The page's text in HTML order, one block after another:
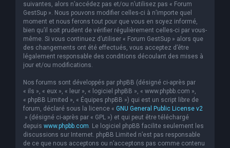
suivantes, alors n’accédez pas et/ou n’utilisez pas « Forum
GestSup ». Nous pouvons modifier celles-ci à n’importe quel
moment et nous ferons tout pour que vous en soyez informé,
bien qu’il soit prudent de vérifier régulièrement celles-ci par vous-
même. Si vous continuez d’utiliser « Forum GestSup » alors que
des changements ont été effectués, vous acceptez d’être
légalement responsable des conditions découlant des mises à
jour et/ou modifications.
Nos forums sont développés par phpBB (désigné ci-après par
« ils », « eux », « leur », « logiciel phpBB », « www.phpbb.com »,
« phpBB Limited », « Équipes phpBB ») qui est un script libre de
forum, déclaré sous la licence « GNU General Public License v2
» (désigné ci-après par « GPL ») et qui peut être téléchargé
depuis www.phpbb.com. Le logiciel phpBB facilite seulement les
discussions sur Internet. phpBB Limited n’est pas responsable
de ce que nous acceptons ou n’acceptons pas comme contenu